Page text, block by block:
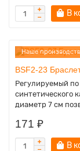
В
Наше
BSF2-23
Регулируемый по
синтетического
диаметр 7 см
171 ₽
В